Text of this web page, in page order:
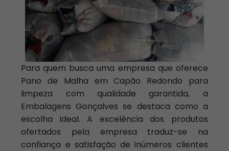
Para quem busca uma empresa que oferece
Pano de Malha em Capão Redondo para
limpeza com qualidade garantida, a
Embalagens Gonçalves se destaca como a
escolha ideal. A excelência dos produtos
ofertados pela empresa traduz-se na
confiança e satisfação de inúmeros clientes